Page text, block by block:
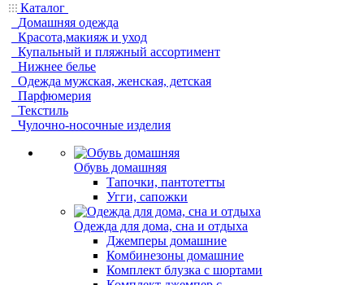
Каталог
Домашняя одежда
Красота,макияж и уход
Купальный и пляжный ассортимент
Нижнее белье
Одежда мужская, женская, детская
Парфюмерия
Текстиль
Чулочно-носочные изделия
Обувь домашняя
Тапочки, пантотетты
Угги, сапожки
Одежда для дома, сна и отдыха
Джемперы домашние
Комбинезоны домашние
Комплект блузка с шортами